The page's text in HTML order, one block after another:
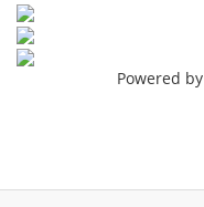
Powered by